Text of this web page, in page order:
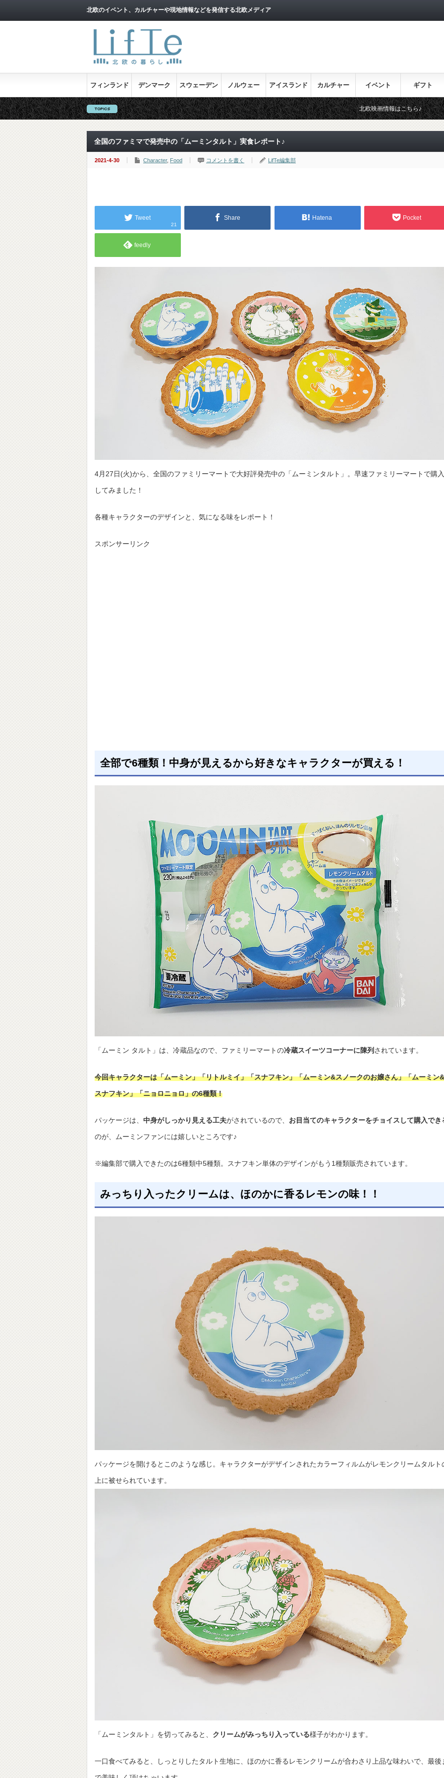
北欧のイベント、カルチャーや現地情報などを発信する北欧メディア
フィンランド デンマーク スウェーデン ノルウェー アイスランド カルチャー イベント ギフト
北欧映画情報はこちら♪ 目を通し
全国のファミマで発売中の「ムーミンタルト」実食レポート♪
2021-4-30 Character, Food コメントを書く LifTe編集部
Tweet
21
Share Hatena Pocket
feedly
4月27日(火)から、全国のファミリーマートで大好評発売中の「ムーミンタルト」。早速ファミリーマートで購入
してみました！
各種キャラクターのデザインと、気になる味をレポート！
スポンサーリンク
全部で6種類！中身が見えるから好きなキャラクターが買える！
「ムーミン タルト」は、冷蔵品なので、ファミリーマートの冷蔵スイーツコーナーに陳列 されています。
今回キャラクターは「ムーミン」「リトルミイ」「スナフキン」「ムーミン&スノークのお嬢さん」「ムーミン&
スナフキン」「ニョロニョロ」の6種類！
パッケージは、 中身がしっかり見える工夫がされているので、 お目当てのキャラクターをチョイスして購入でき
のが、ムーミンファンには嬉しいところです♪
※編集部で購入できたのは6種類中5種類。スナフキン単体のデザインがもう1種類販売されています。
みっちり入ったクリームは、ほのかに香るレモンの味！！
パッケージを開けるとこのような感じ。キャラクターがデザインされたカラーフィルムがレモンクリームタルト
上に被せられています。
「ムーミンタルト」を切ってみると、 クリームがみっちり入っている様子がわかります。
一口食べてみると、しっとりしたタルト生地に、ほのかに香るレモンクリームが合わさり上品な味わいで、最後